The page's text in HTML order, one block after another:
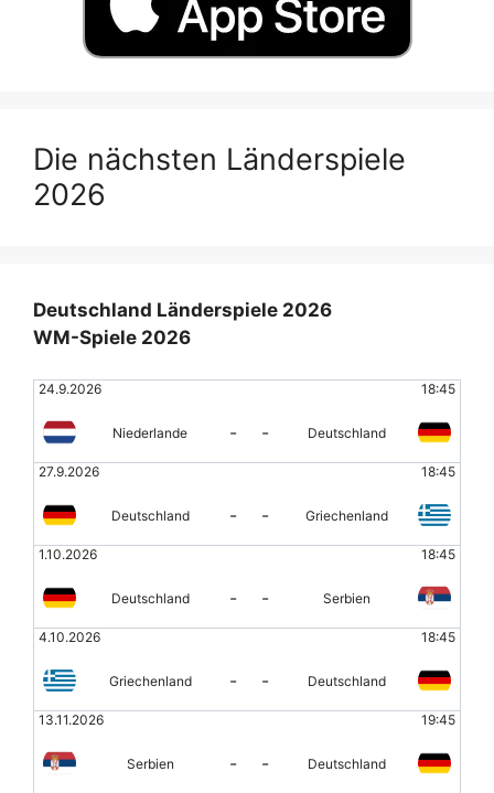
Die nächsten Länderspiele
2026
Deutschland Länderspiele 2026
WM-Spiele 2026
24.9.2026 18:45
Niederlande - - Deutschland
27.9.2026 18:45
Deutschland - - Griechenland
1.10.2026 18:45
Deutschland - - Serbien
4.10.2026 18:45
Griechenland - - Deutschland
13.11.2026 19:45
Serbien - - Deutschland